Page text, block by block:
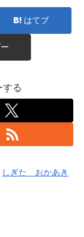
はてブ
る
しぎた おかあき